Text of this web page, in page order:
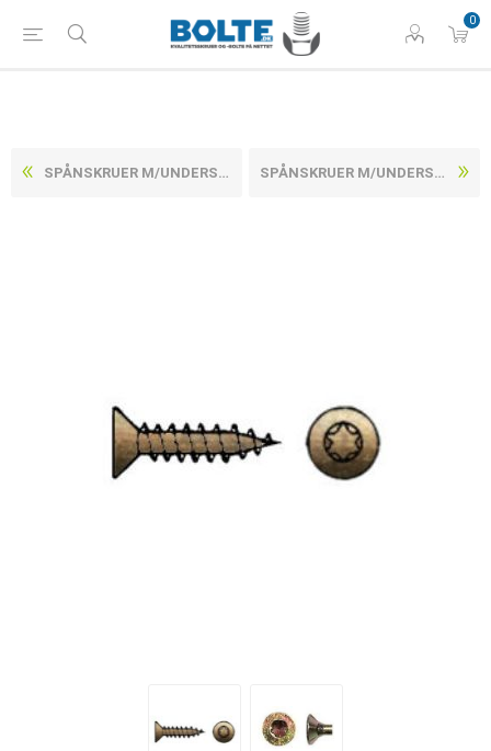
0
SPÅNSKRUER M/UNDERSÆNKET TORX HOVED, FULDGEVIND GULFORZINKET STÅL CE/EN 14592 5X25 -T25 (1000 STK) SPÅNSKRUER M/UNDERSÆNKET TORX HOVED, FULDGEVIND GULFORZINKET STÅL CE/EN 14592 5X35 -T25 (500 STK)